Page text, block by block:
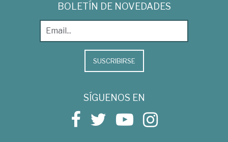
BOLETÍN DE NOVEDADES
SUSCRIBIRSE
SÍGUENOS EN